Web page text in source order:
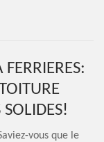
vous que le